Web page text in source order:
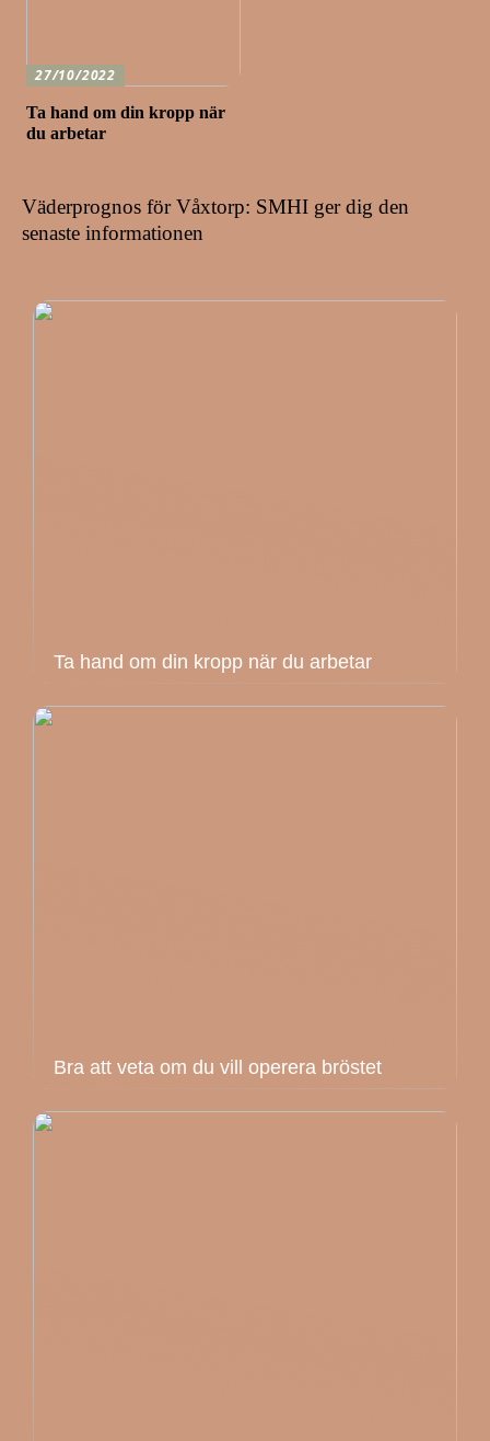
27/10/2022
Ta hand om din kropp när
du arbetar
Väderprognos för Våxtorp: SMHI ger dig den
senaste informationen
Ta hand om din kropp när du arbetar
Bra att veta om du vill operera bröstet